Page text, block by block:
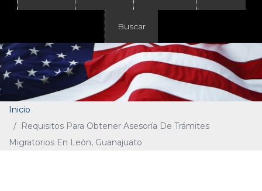
Buscar
Inicio
Requisitos Para Obtener Asesoría De Trámites
Migratorios En León, Guanajuato